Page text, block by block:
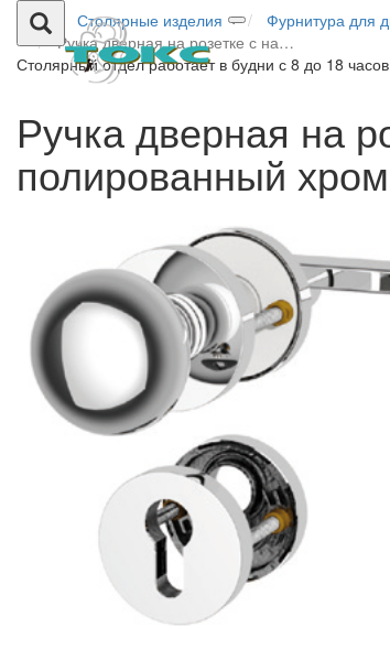
Столярные изделия Фурнитура для
Ручка дверная на розетке с на…
Столярный отдел работает в будни с 8 до 18
Ручка дверная на
полированный